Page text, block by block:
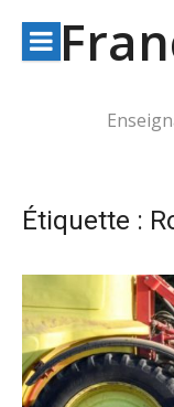
contenu
Étiquette :